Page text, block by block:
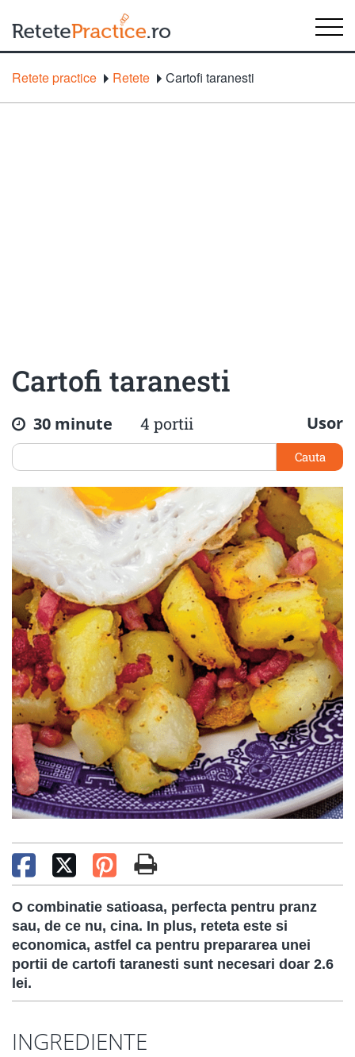
Retete practice Retete Cartofi taranesti
Cartofi taranesti
30 minute 4 portii Usor
Cauta
O combinatie satioasa, perfecta pentru pranz
sau, de ce nu, cina. In plus, reteta este si
economica, astfel ca pentru prepararea unei
portii de cartofi taranesti sunt necesari doar 2.6
lei.
INGREDIENTE